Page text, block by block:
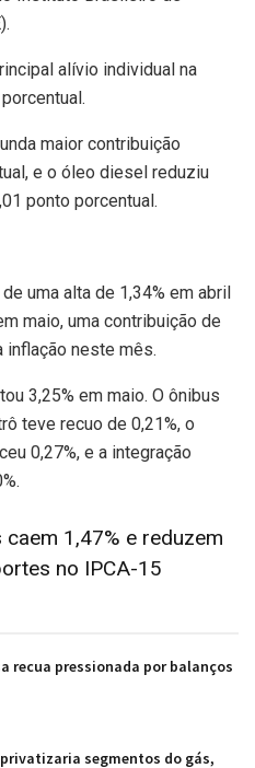
alívio individual na
maior contribuição
e o óleo diesel reduziu
ponto porcentual.
uma alta de 1,34% em abril
maio, uma contribuição de
inflação neste mês.
3,25% em maio. O ônibus
teve recuo de 0,21%, o
0,27%, e a integração
1,47% e reduzem
no IPCA-15
recua pressionada por balanços
segmentos do gás,